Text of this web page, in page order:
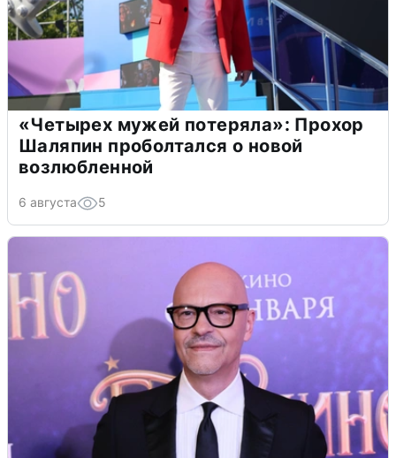
«Четырех мужей потеряла»: Прохор
Шаляпин проболтался о новой
возлюбленной
6 августа 5